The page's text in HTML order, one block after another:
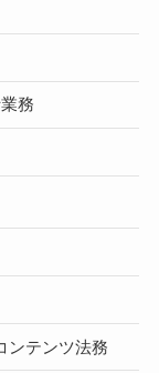
務
ンテンツ法務